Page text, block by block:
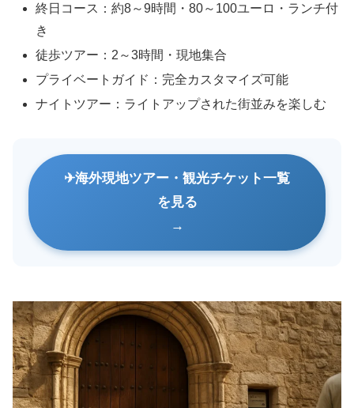
終日コース：約8～9時間・80～100ユーロ・ランチ付
き
徒歩ツアー：2～3時間・現地集合
プライベートガイド：完全カスタマイズ可能
ナイトツアー：ライトアップされた街並みを楽しむ
海外現地ツアー・観光チケット一覧
を見る